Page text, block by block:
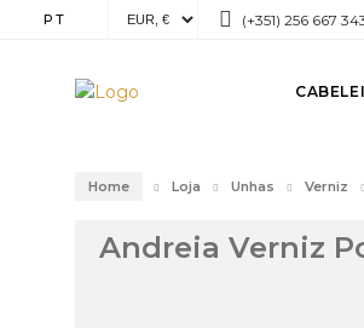
PT (+351) 256 667
Home Loja Unhas Verniz
Andreia Verniz